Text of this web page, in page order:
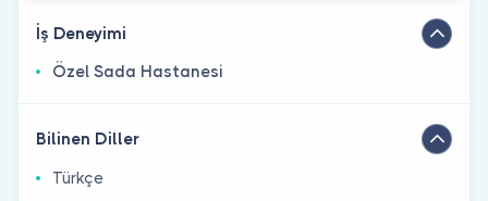
İş Deneyimi
Özel Sada Hastanesi
Bilinen Diller
Türkçe